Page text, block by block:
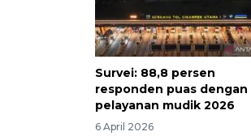
Survei: 88,8 persen
responden puas dengan
pelayanan mudik 2026
6 April 2026